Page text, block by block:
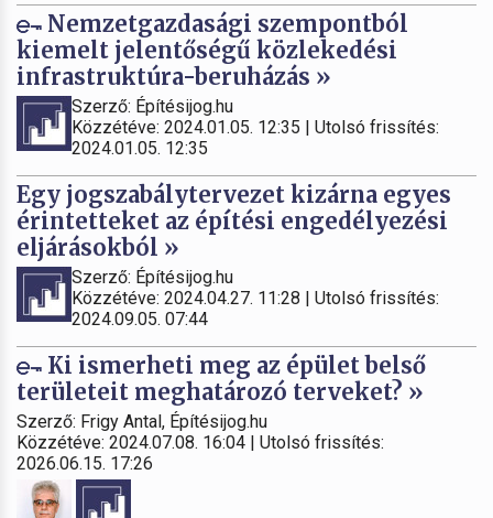
Nemzetgazdasági szempontból
kiemelt jelentőségű közlekedési
infrastruktúra-beruházás »
Szerző: Építésijog.hu
Közzétéve: 2024.01.05. 12:35 | Utolsó frissítés:
2024.01.05. 12:35
Egy jogszabálytervezet kizárna egyes
érintetteket az építési engedélyezési
eljárásokból »
Szerző: Építésijog.hu
Közzétéve: 2024.04.27. 11:28 | Utolsó frissítés:
2024.09.05. 07:44
Ki ismerheti meg az épület belső
területeit meghatározó terveket? »
Szerző: Frigy Antal, Építésijog.hu
Közzétéve: 2024.07.08. 16:04 | Utolsó frissítés:
2026.06.15. 17:26